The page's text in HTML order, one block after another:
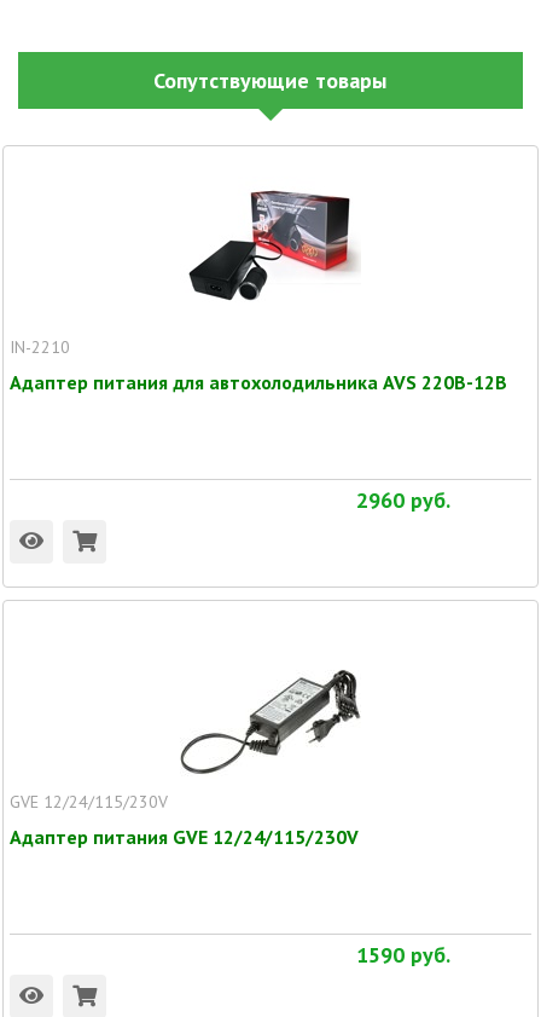
Сопутствующие товары
IN-2210
Адаптер питания для автохолодильника AVS 220В-12В
2960 руб.
GVE 12/24/115/230V
Адаптер питания GVE 12/24/115/230V
1590 руб.